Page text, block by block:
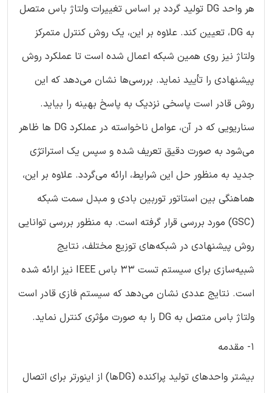
هر واحد DG تولید گردد بر اساس تغییرات ولتاژ باس متصل
به DG، تعیین کند. علاوه بر این، یک روش کنترل متمرکز
ولتاژ نیز روی همین شبکه اعمال شده است تا عملکرد روش
پیشنهادی را تأیید نماید. بررسی‌ها نشان می‌دهد که این
روش قادر است پاسخی نزدیک به پاسخ بهینه را بیاید.
سناریویی که در آن، عوامل ناخواسته در عملکرد DG ها ظاهر
می‌شود به صورت دقیق تعریف شده و سپس یک استراتژی
جدید به منظور حل این شرایط، ارائه می‌گردد. علاوه بر این،
هماهنگی بین استاتور توربین بادی و مبدل سمت شبکه
(GSC) مورد بررسی قرار گرفته است. به منظور بررسی توانایی
روش پیشنهادی در شبکه‌های توزیع مختلف، نتایج
شبیه‌سازی برای سیستم تست 33 باس IEEE نیز ارائه شده
است. نتایج عددی نشان می‌دهد که سیستم فازی قادر است
ولتاژ باس متصل به DG را به صورت مؤثری کنترل نماید.
1- مقدمه
بیشتر واحدهای تولید پراکنده (DGها) از اینورتر برای اتصال